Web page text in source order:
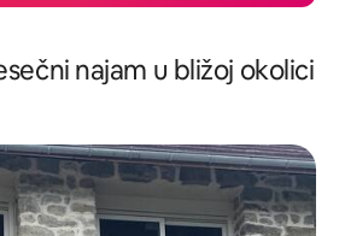
najam u bližoj okolici